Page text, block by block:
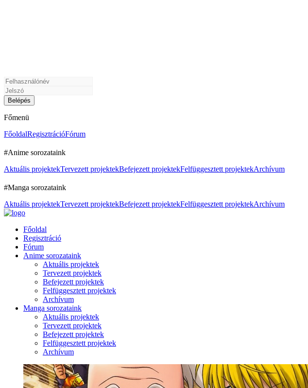
Főmenü
FőoldalRegisztrációFórum
#Anime sorozataink
Aktuális projektekTervezett projektekBefejezett projektekFelfüggesztett projektekArchívum
#Manga sorozataink
Aktuális projektekTervezett projektekBefejezett projektekFelfüggesztett projektekArchívum
Főoldal
Regisztráció
Fórum
Anime sorozataink
Aktuális projektek
Tervezett projektek
Befejezett projektek
Felfüggesztett projektek
Archívum
Manga sorozataink
Aktuális projektek
Tervezett projektek
Befejezett projektek
Felfüggesztett projektek
Archívum